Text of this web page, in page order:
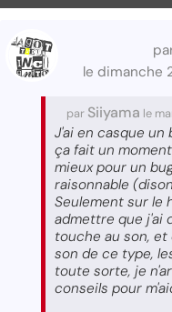
le dimanche
par Siiyama le
J'ai en casque un
ça fait un
mieux pour un
raisonnable
Seulement sur le
admettre que j'ai
touche au son,
son de ce type,
toute sorte, je
conseils pour